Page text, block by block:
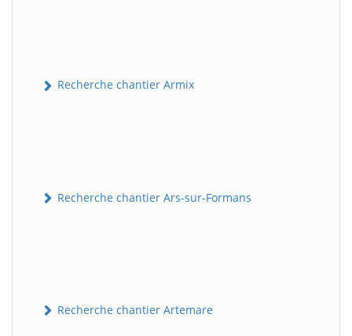
Recherche chantier Armix
Recherche chantier Ars-sur-Formans
Recherche chantier Artemare